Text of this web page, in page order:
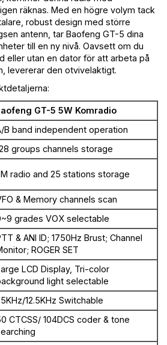
räknas. Med en högre volym tack
robust design med större
antenn, tar Baofeng GT-5 dina
till en ny nivå. Oavsett om du
eller utan en dator för att arbeta på
levererar den otvivelaktigt.
GT-5 5W Komradio
B band independent operation
groups channels storage
radio and 25 stations storage
& Memory channels scan
grades VOX selectable
& ANI ID; 1750Hz Brust; Channel
ROGER SET
LCD Display, Tri-color
light selectable
12.5KHz Switchable
CTCSS/ 104DCS coder & tone